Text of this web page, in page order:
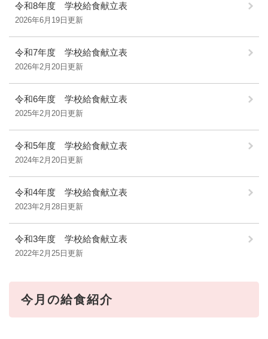
令和8年度 学校給食献立表
2026年6月19日更新
令和7年度 学校給食献立表
2026年2月20日更新
令和6年度 学校給食献立表
2025年2月20日更新
令和5年度 学校給食献立表
2024年2月20日更新
令和4年度 学校給食献立表
2023年2月28日更新
令和3年度 学校給食献立表
2022年2月25日更新
今月の給食紹介